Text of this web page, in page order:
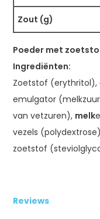
Zout (g)
Poeder met
Ingrediënten:
Zoetstof (erythritol),
emulgator
van vetzuren), melk
vezels
zoetstof
Reviews